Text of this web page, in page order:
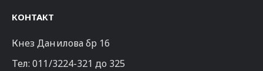
КОНТАКТ
Кнез Данилова бр 16
Тел:011/3224-321 до 325